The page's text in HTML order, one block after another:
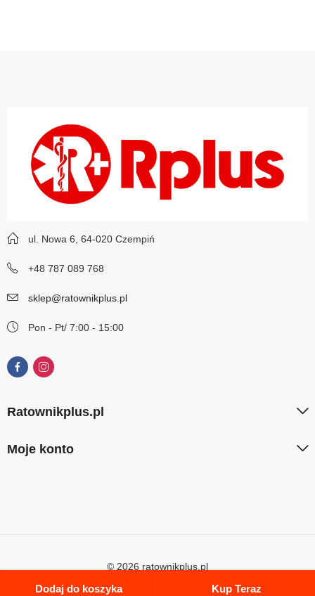
Dodaj do koszyka Kup Teraz
ul. Nowa 6, 64-020 Czempiń
+48 787 089 768
sklep@ratownikplus.pl
Pon - Pt/ 7:00 - 15:00
Ratownikplus.pl
Moje konto
© 2026 ratownikplus.pl